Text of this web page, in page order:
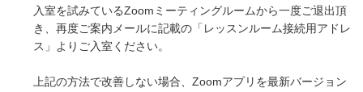
入室を試みているZoomミーティングルームから一度ご退出頂
き、再度ご案内メールに記載の「レッスンルーム接続用アドレ
ス」よりご入室ください。​
上記の方法で改善しない場合、Zoomアプリを最新バージョン